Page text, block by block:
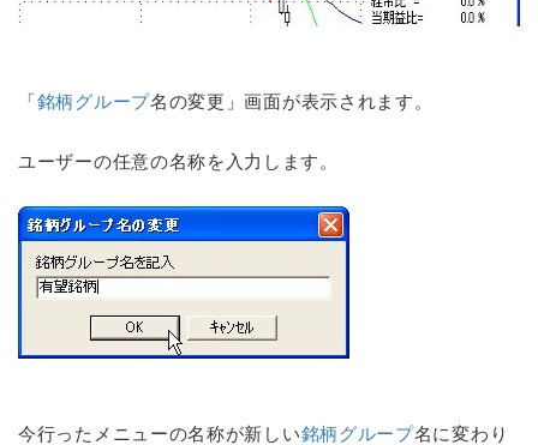
「銘柄グループ名の変更」画面が表示されます。
ユーザーの任意の名称を入力します。
今行ったメニューの名称が新しい銘柄グループ名に変わり